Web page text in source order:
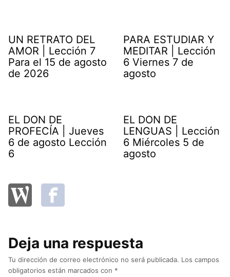
UN RETRATO DEL
AMOR | Lección 7
Para el 15 de agosto
de 2026
PARA ESTUDIAR Y
MEDITAR | Lección
6 Viernes 7 de
agosto
EL DON DE
PROFECÍA | Jueves
6 de agosto Lección
6
EL DON DE
LENGUAS | Lección
6 Miércoles 5 de
agosto
Deja una respuesta
Tu dirección de correo electrónico no será publicada. Los campos
obligatorios están marcados con *